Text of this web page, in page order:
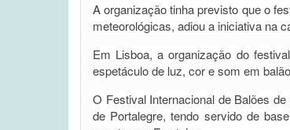
A organização tinha previsto que o
meteorológicas, adiou a iniciativa na
Em Lisboa, a organização do
espetáculo de luz, cor e som em
O Festival Internacional de Balões
de Portalegre, tendo servido de